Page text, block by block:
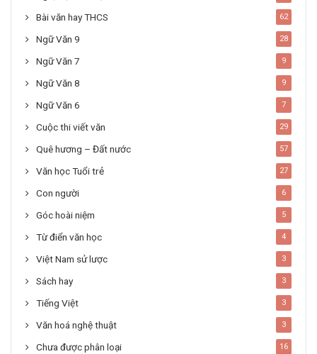
Bài văn hay THCS 62
Ngữ Văn 9 28
Ngữ Văn 7 9
Ngữ Văn 8 9
Ngữ Văn 6 7
Cuộc thi viết văn 29
Quê hương – Đất nước 57
Văn học Tuổi trẻ 27
Con người 6
Góc hoài niệm 5
Từ điển văn học 4
Việt Nam sử lược 3
Sách hay 3
Tiếng Việt 3
Văn hoá nghệ thuật 3
Chưa được phân loại 16